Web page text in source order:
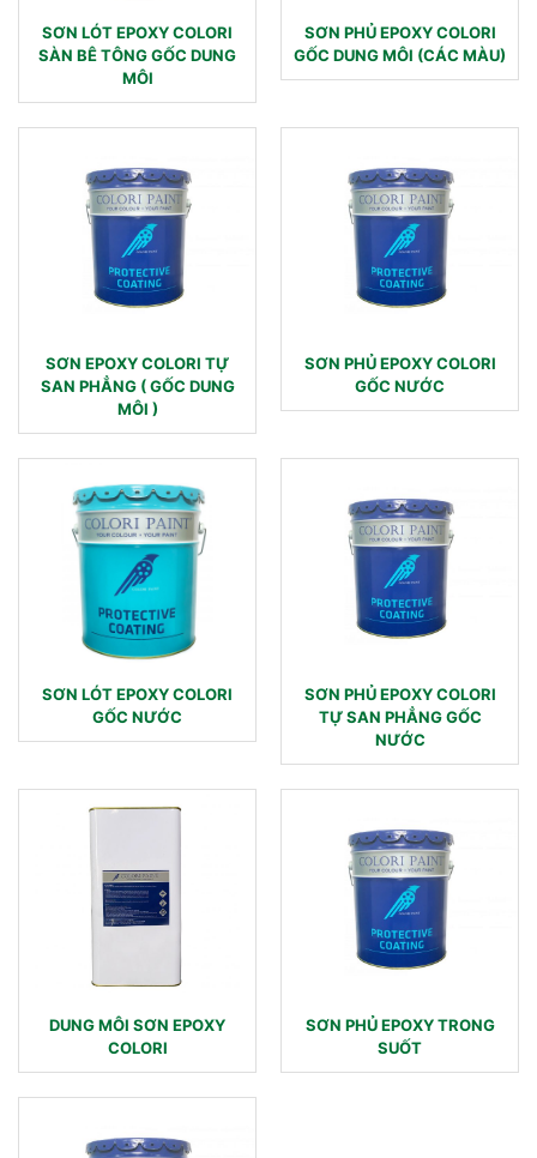
SƠN LÓT EPOXY COLORI
SÀN BÊ TÔNG GỐC DUNG
MÔI
SƠN PHỦ EPOXY COLORI
GỐC DUNG MÔI (CÁC MÀU)
SƠN EPOXY COLORI TỰ
SAN PHẲNG ( GỐC DUNG
MÔI )
SƠN PHỦ EPOXY COLORI
GỐC NƯỚC
SƠN LÓT EPOXY COLORI
GỐC NƯỚC
SƠN PHỦ EPOXY COLORI
TỰ SAN PHẲNG GỐC
NƯỚC
DUNG MÔI SƠN EPOXY
COLORI
SƠN PHỦ EPOXY TRONG
SUỐT